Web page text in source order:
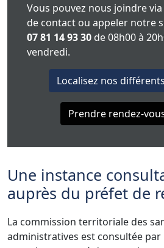
Vous pouvez nous joindre
de contact ou appeler notre
07 81 14 93 30 de 08h00 à
vendredi.
Localisez nos
Prendre rendez-
Une instance
auprès du préfet de
La commission territoriale des
administratives est consultée